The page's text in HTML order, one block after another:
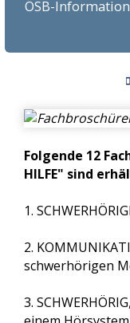
Ämter/Behörden
Geförderte
Notfallnummern
Hörgeräte
Zusatzinfos
ÖSB-
Links
Vereine und
Fachstellen
Medien
Die Organisation
Publikationen
ÖSB-Infofilm
ÖSB-
Folgende 12
HILFE" sind
1.
2.
schwerhörigen
3.